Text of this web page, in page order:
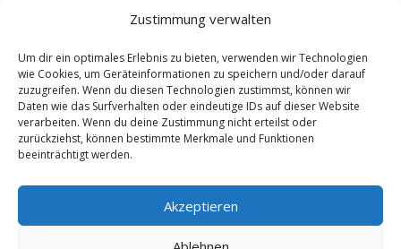
Zustimmung verwalten
Um dir ein optimales Erlebnis zu bieten, verwenden wir Technologien
wie Cookies, um Geräteinformationen zu speichern und/oder darauf
zuzugreifen. Wenn du diesen Technologien zustimmst, können wir
Daten wie das Surfverhalten oder eindeutige IDs auf dieser Website
verarbeiten. Wenn du deine Zustimmung nicht erteilst oder
zurückziehst, können bestimmte Merkmale und Funktionen
beeinträchtigt werden.
Akzeptieren
Über 36 treue Montagearbeiter.
VORHERIGER ARTIKEL
Monteurzimmer
Dornbirn
Messezimmer –
Über 35 treue
NÄCHSTER ARTIKEL
Messezimmer
Dornhan
preiswert und auch